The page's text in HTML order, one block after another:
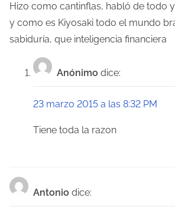
Hizo como cantinflas, habló de todo
y como es Kiyosaki todo el mundo
sabiduría, que inteligencia financiera
Anónimo dice:
23 marzo 2015 a las 8:32 PM
Tiene toda la razon
Antonio dice: